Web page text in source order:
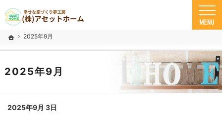
ホーム
2025年9月
2025年9月
米子市の注文住宅ならアセットホーム
幸せな家づくり夢工房 米子市で安心の一戸建て｜アセットホーム
2025年9月 3日